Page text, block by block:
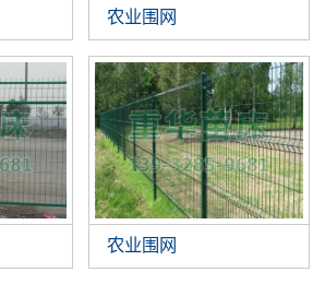
农业围网
农业围网